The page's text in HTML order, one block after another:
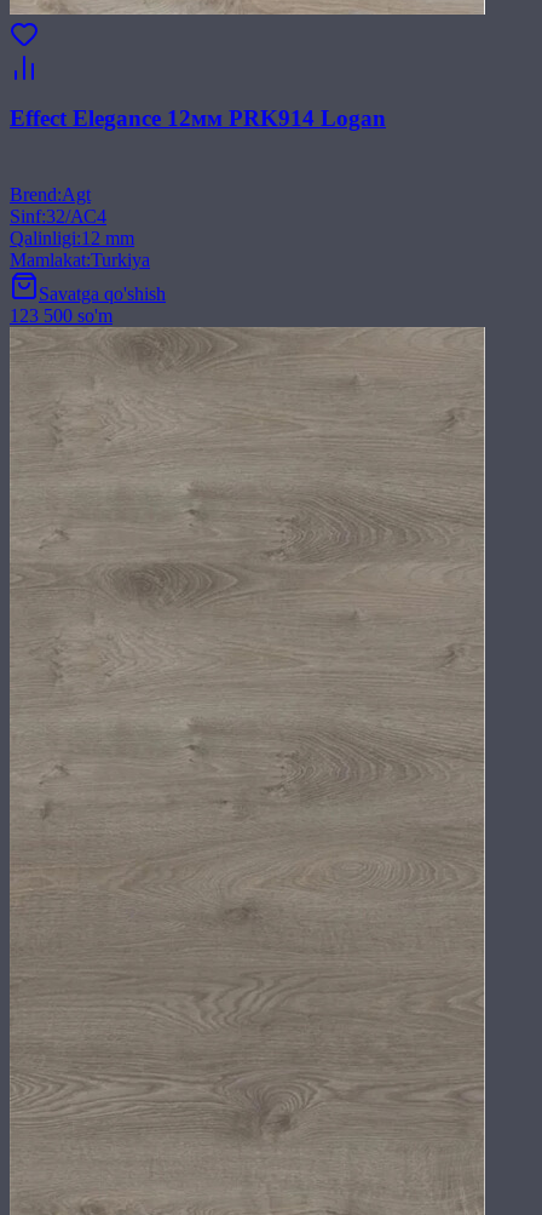
Effect Elegance 12мм PRK914 Logan
Brend:Agt
Sinf:32/АС4
Qalinligi:12 mm
Mamlakat:Turkiya
Savatga qo'shish
123 500 so'm